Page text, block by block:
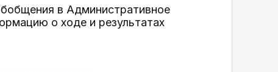
в Административное
о ходе и результатах